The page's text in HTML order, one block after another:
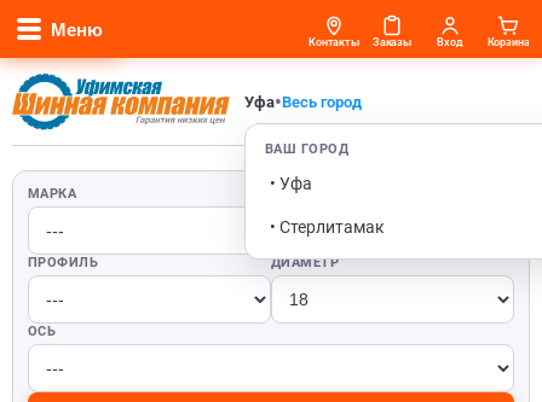
Меню
Уфа•Весь город
ВАШ ГОРОД
• Уфа
• Стерлитамак
Контакты Заказы Вход Корзина
МАРКА ШИРИНА
ПРОФИЛЬ ДИАМЕТР
ОСЬ